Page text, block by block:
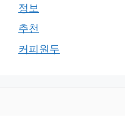
정보
추천
커피원두